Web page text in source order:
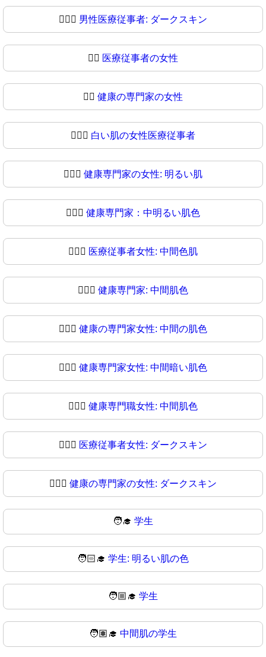
👨🏿‍⚕ 男性医療従事者: ダークスキン
👩‍⚕️ 医療従事者の女性
👩‍⚕ 健康の専門家の女性
👩🏻‍⚕️ 白い肌の女性医療従事者
👩🏻‍⚕ 健康専門家の女性: 明るい肌
👩🏼‍⚕️ 健康専門家：中明るい肌色
👩🏼‍⚕ 医療従事者女性: 中間色肌
👩🏽‍⚕️ 健康専門家: 中間肌色
👩🏽‍⚕ 健康の専門家女性: 中間の肌色
👩🏾‍⚕️ 健康専門家女性: 中間暗い肌色
👩🏾‍⚕ 健康専門職女性: 中間肌色
👩🏿‍⚕️ 医療従事者女性: ダークスキン
👩🏿‍⚕ 健康の専門家の女性: ダークスキン
🧑‍🎓 学生
🧑🏻‍🎓 学生: 明るい肌の色
🧑🏼‍🎓 学生
🧑🏽‍🎓 中間肌の学生